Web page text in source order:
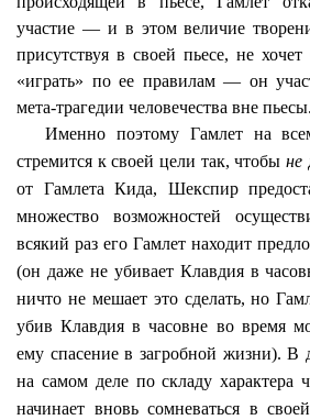
участие — и в этом величие
присутствуя в своей пьесе, не
«играть» по ее правилам — он
мета-трагедии человечества вне пьесы.
Именно поэтому Гамлет на
стремится к своей цели так, чтобыне
от Гамлета Кида, Шекспир
множество возможностей
всякий раз его Гамлет находит
(он даже не убивает Клавдия в
ничто не мешает это сделать, но
убив Клавдия в часовне во время
ему спасение в загробной жизни). В
на самом деле по складу характера
начинает вновь сомневаться в